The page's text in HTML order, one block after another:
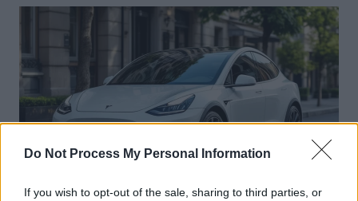
Do Not Process My Personal Information
If you wish to opt-out of the sale, sharing to third parties, or
l’article